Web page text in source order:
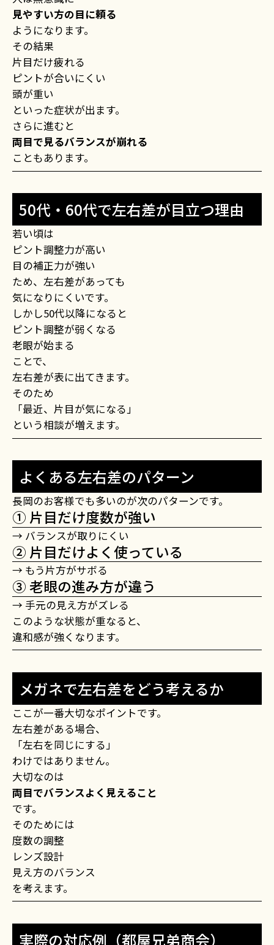
見やすい方の目に頼る
ようになります。
その結果
片目だけ疲れる
ピントが合いにくい
頭が重い
といった症状が出ます。
さらに進むと
両目で見るバランスが崩れる
こともあります。
50代・60代で左右差が目立つ理由
若い頃は
ピント調整力が高い
目の補正力が強い
ため、左右差があっても
気になりにくいです。
しかし50代以降になると
ピント調整が弱くなる
老眼が始まる
ことで、
左右差が表に出てきます。
そのため
「最近、片目が気になる」
という相談が増えます。
よくある左右差のパターン
長岡のお客様でも多いのが次のパターンです。
① 片目だけ度数が強い
→ バランスが取りにくい
② 片目だけよく使っている
→ もう片方がサボる
③ 老眼の進み方が違う
→ 手元の見え方がズレる
このような状態が重なると、
違和感が強くなります。
メガネで左右差をどう考えるか
ここが一番大切なポイントです。
左右差がある場合、
「左右を同じにする」
わけではありません。
大切なのは
両目でバランスよく見えること
です。
そのためには
度数の調整
レンズ設計
見え方のバランス
を考えます。
実際の対応例（都屋兄弟商会）